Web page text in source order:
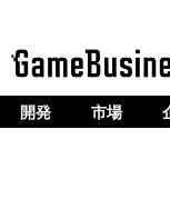
ホーム
開発 市場